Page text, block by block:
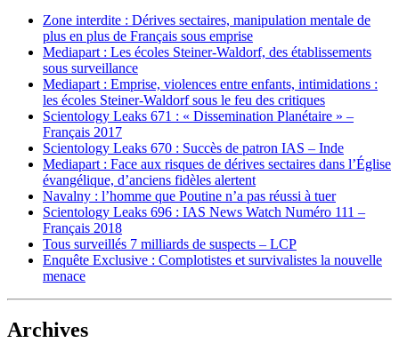
Zone interdite : Dérives sectaires, manipulation mentale de
plus en plus de Français sous emprise
Mediapart : Les écoles Steiner-Waldorf, des établissements
sous surveillance
Mediapart : Emprise, violences entre enfants, intimidations :
les écoles Steiner-Waldorf sous le feu des critiques
Scientology Leaks 671 : « Dissemination Planétaire » –
Français 2017
Scientology Leaks 670 : Succès de patron IAS – Inde
Mediapart : Face aux risques de dérives sectaires dans l’Église
évangélique, d’anciens fidèles alertent
Navalny : l’homme que Poutine n’a pas réussi à tuer
Scientology Leaks 696 : IAS News Watch Numéro 111 –
Français 2018
Tous surveillés 7 milliards de suspects – LCP
Enquête Exclusive : Complotistes et survivalistes la nouvelle
menace
Archives